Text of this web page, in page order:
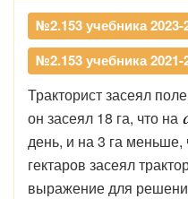
№2.153 учебника 2023-
№2.153 учебника 2021-
Тракторист засеял
он засеял 18 га, что на
день, и на 3 га меньше,
гектаров засеял
выражение для